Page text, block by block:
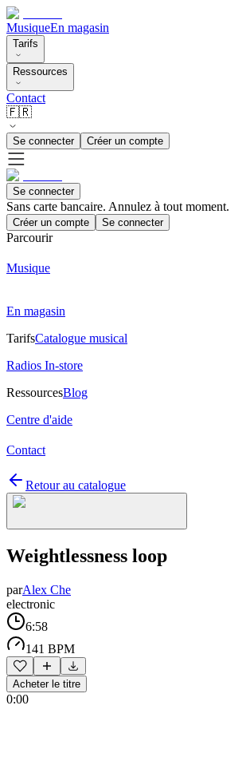
MusiqueEn magasin
Tarifs
Ressources
Contact
🇫🇷
Se connecter Créer un compte
Se connecter
Sans carte bancaire. Annulez à tout moment.
Créer un compte Se connecter
Parcourir
Musique
En magasin
TarifsCatalogue musical
Radios In-store
RessourcesBlog
Centre d'aide
Contact
Retour au catalogue
Weightlessness loop
parAlex Che
electronic
6:58
141 BPM
Acheter le titre
0:00